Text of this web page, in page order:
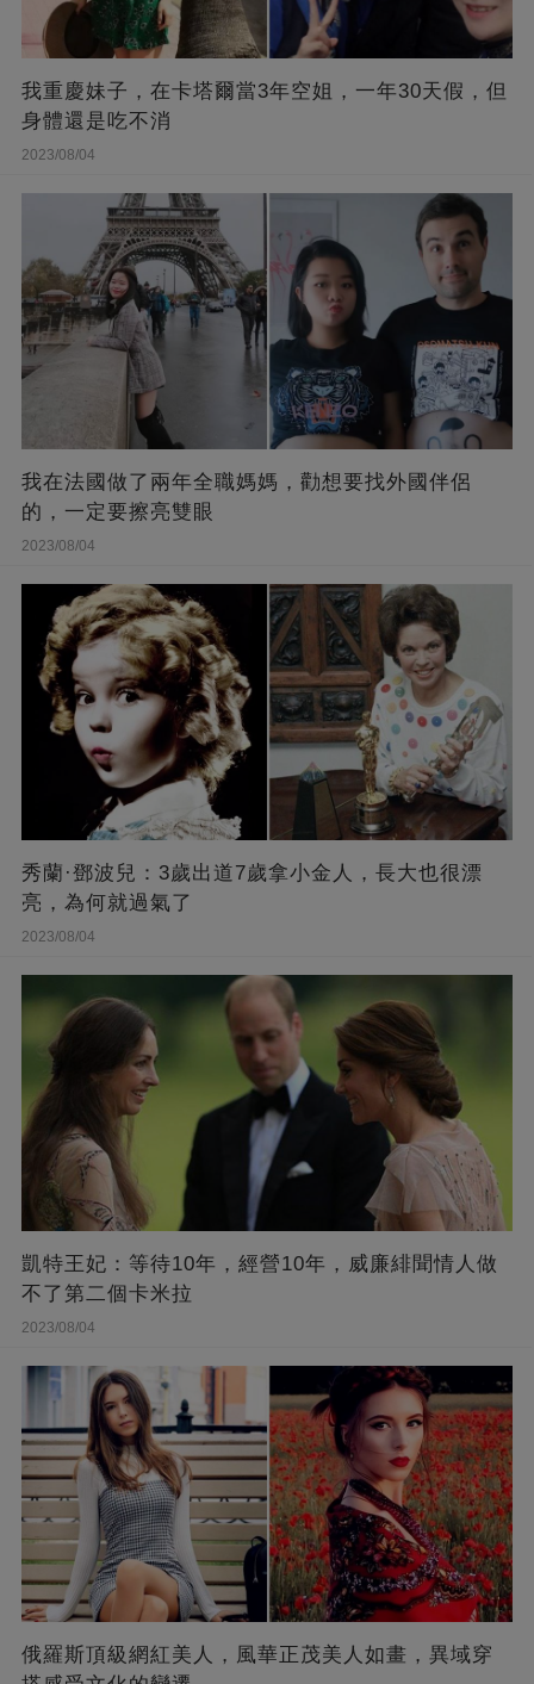
我重慶妹子，在卡塔爾當3年空姐，一年30天假，但
身體還是吃不消
2023/08/04
我在法國做了兩年全職媽媽，勸想要找外國伴侶
的，一定要擦亮雙眼
2023/08/04
秀蘭·鄧波兒：3歲出道7歲拿小金人，長大也很漂
亮，為何就過氣了
2023/08/04
凱特王妃：等待10年，經營10年，威廉緋聞情人做
不了第二個卡米拉
2023/08/04
俄羅斯頂級網紅美人，風華正茂美人如畫，異域穿